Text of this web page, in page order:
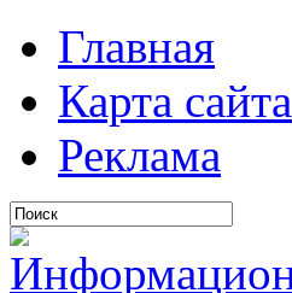
Главная
Карта сайта
Реклама